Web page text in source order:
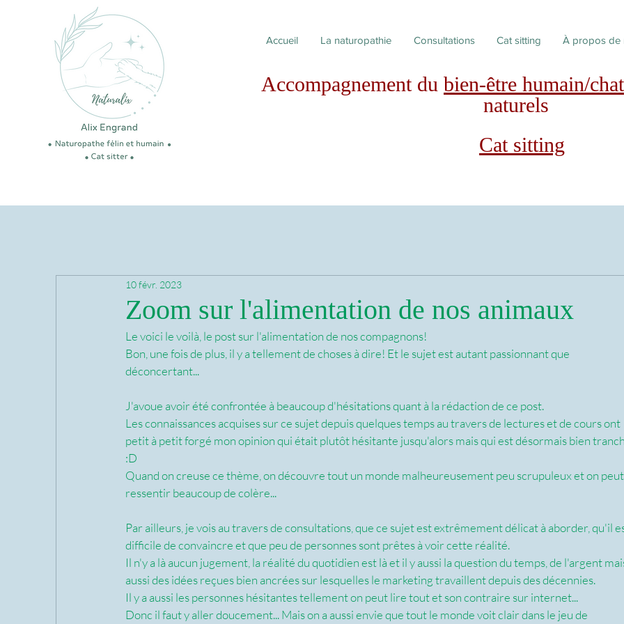
Accueil La naturopathie Consultations Cat sitting À propos de
Accompagnement du bien-être humain/chat
naturels
Cat sitting
Zoom sur l'alimentation de nos animaux
10 févr. 2023
Le voici le voilà, le post sur l'alimentation de nos compagnons!
Bon, une fois de plus, il y a tellement de choses à dire! Et le sujet est autant passionnant que
déconcertant...
J'avoue avoir été confrontée à beaucoup d'hésitations quant à la rédaction de ce post.
Les connaissances acquises sur ce sujet depuis quelques temps au travers de lectures et de cours ont
petit à petit forgé mon opinion qui était plutôt hésitante jusqu'alors mais qui est désormais bien
:D
Quand on creuse ce thème, on découvre tout un monde malheureusement peu scrupuleux et on peut
ressentir beaucoup de colère...
Par ailleurs, je vois au travers de consultations, que ce sujet est extrêmement délicat à aborder, qu'il
difficile de convaincre et que peu de personnes sont prêtes à voir cette réalité.
Il n'y a là aucun jugement, la réalité du quotidien est là et il y aussi la question du temps, de l'argent
aussi des idées reçues bien ancrées sur lesquelles le marketing travaillent depuis des décennies.
Il y a aussi les personnes hésitantes tellement on peut lire tout et son contraire sur internet...
Donc il faut y aller doucement... Mais on a aussi envie que tout le monde voit clair dans le jeu de